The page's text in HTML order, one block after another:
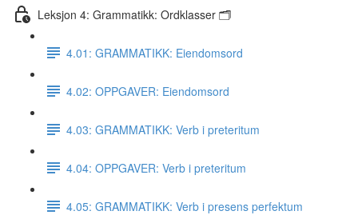
Leksjon 4: Grammatikk: Ordklasser 🗂
4.01: GRAMMATIKK: Eiendomsord
4.02: OPPGAVER: Eiendomsord
4.03: GRAMMATIKK: Verb i preteritum
4.04: OPPGAVER: Verb i preteritum
4.05: GRAMMATIKK: Verb i presens perfektum